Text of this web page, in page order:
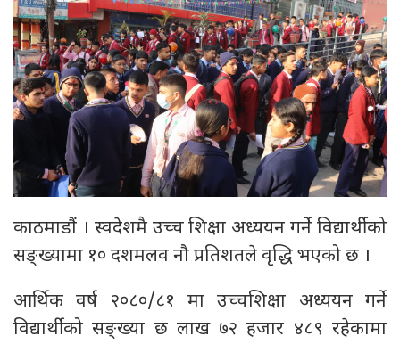
काठमाडौं । स्वदेशमै उच्च शिक्षा अध्ययन गर्ने विद्यार्थीको
सङ्ख्यामा १० दशमलव नौ प्रतिशतले वृद्धि भएको छ ।
आर्थिक वर्ष २०८०/८१ मा उच्चशिक्षा अध्ययन गर्ने
विद्यार्थीको सङ्ख्या छ लाख ७२ हजार ४८९ रहेकामा